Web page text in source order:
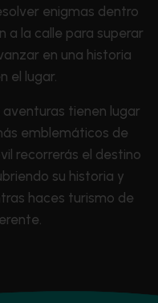
enigmas dentro
a la calle para superar
en una historia
el lugar.
tienen lugar
emblemáticos de
recorrerás el destino
su historia y
haces turismo de